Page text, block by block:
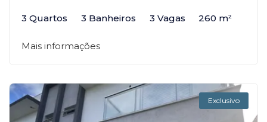
3 Quartos 3 Banheiros 3 Vagas 260 m²
Mais informações
Exclusivo